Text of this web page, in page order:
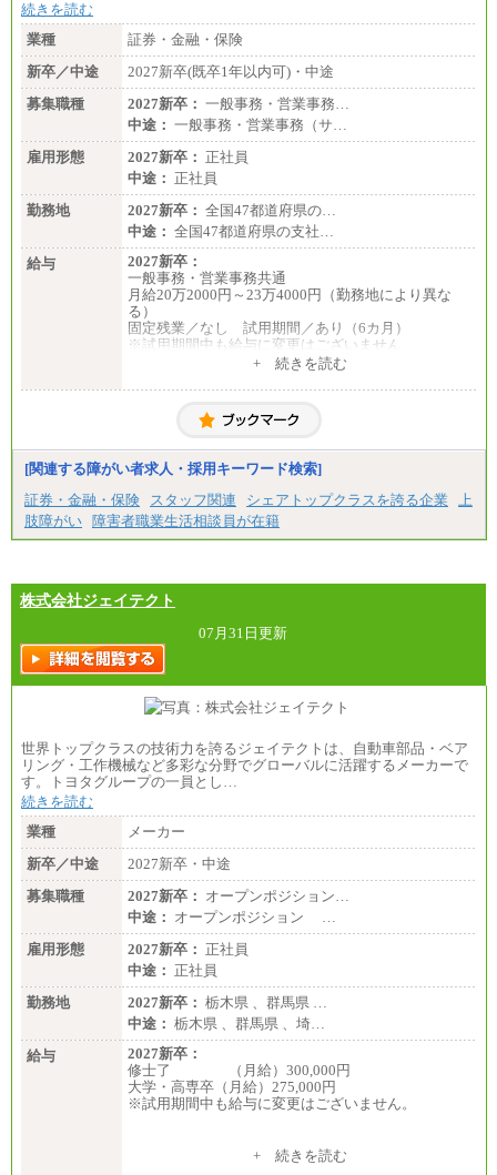
続きを読む
業種
証券・金融・保険
新卒／中途
2027新卒(既卒1年以内可)・中途
募集職種
2027新卒： 一般事務・営業事務…
中途： 一般事務・営業事務（サ…
雇用形態
2027新卒： 正社員
中途： 正社員
勤務地
2027新卒： 全国47都道府県の…
中途： 全国47都道府県の支社…
給与
2027新卒：
一般事務・営業事務共通
月給20万2000円～23万4000円（勤務地により異な
る）
固定残業／なし 試用期間／あり（6カ月）
※試用期間中も給与に変更はございません
月給20万2000円～23万4000円（勤務地により異な
固定残業／なし 試用期間／あり（6か月）
+ 続きを読む
[関連する障がい者求人・採用キーワード検索]
証券・金融・保険
スタッフ関連 シェアトップクラスを誇る企業
上
肢障がい 障害者職業生活相談員が在籍
株式会社ジェイテクト
07月31日更新
世界トップクラスの技術力を誇るジェイテクトは、自動車部品・ベア
リング・工作機械など多彩な分野でグローバルに活躍するメーカーで
す。トヨタグループの一員とし…
続きを読む
業種
メーカー
新卒／中途
2027新卒・中途
募集職種
2027新卒： オープンポジション…
中途： オープンポジション …
雇用形態
2027新卒： 正社員
中途： 正社員
勤務地
2027新卒： 栃木県 、群馬県 …
中途： 栃木県 、群馬県 、埼…
給与
2027新卒：
修士了 （月給）300,000円
大学・高専卒（月給）275,000円
※試用期間中も給与に変更はございません。
+ 続きを読む